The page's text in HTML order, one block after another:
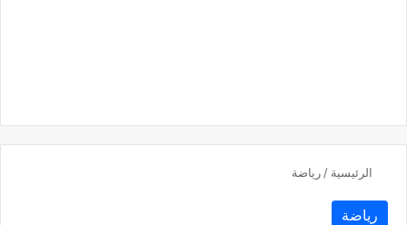
الرئيسية / رياضة
رياضة